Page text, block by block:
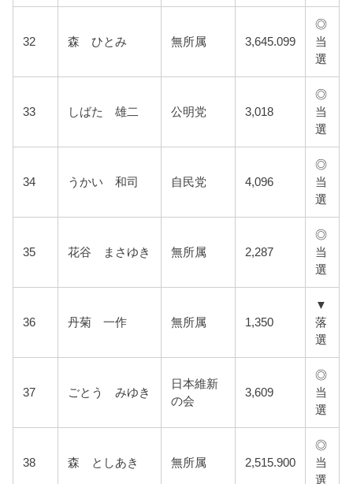
32 森 ひとみ 無所属 3,645.099
◎
当
選
33 しばた 雄二 公明党 3,018
◎
当
選
34 うかい 和司 自民党 4,096
◎
当
選
35 花谷 まさゆき 無所属 2,287
◎
当
選
36 丹菊 一作 無所属 1,350
▼
落
選
37 ごとう みゆき
日本維新
の会
3,609
◎
当
選
38 森 としあき 無所属 2,515.900
◎
当
選